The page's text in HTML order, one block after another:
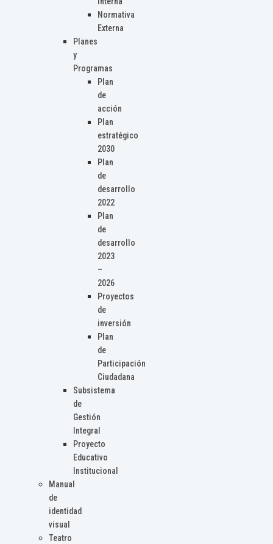
Normativa
Externa
Planes
y
Programas
Plan
de
acción
Plan
estratégico
2030
Plan
de
desarrollo
2022
Plan
de
desarrollo
2023
–
2026
Proyectos
de
inversión
Plan
de
Participación
Ciudadana
Subsistema
de
Gestión
Integral
Proyecto
Educativo
Institucional
Manual
de
identidad
visual
Teatro